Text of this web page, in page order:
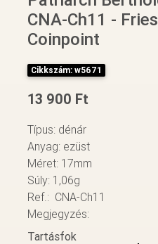
CNA-Ch11 -
Coinpoint
Cikkszám: w5671
13 900 Ft
Típus: dénár
Anyag: ezüst
Méret: 17mm
Súly: 1,06g
Ref.: CNA-Ch11
Megjegyzés:
Tartásfok